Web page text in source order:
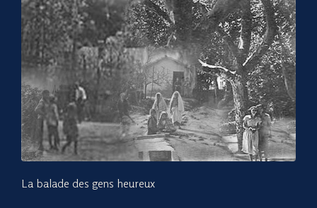
La balade des gens heureux